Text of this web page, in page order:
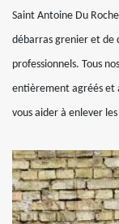
Saint Antoine Du
débarras grenier et de
professionnels. Tous
entièrement agréés et
vous aider à enlever